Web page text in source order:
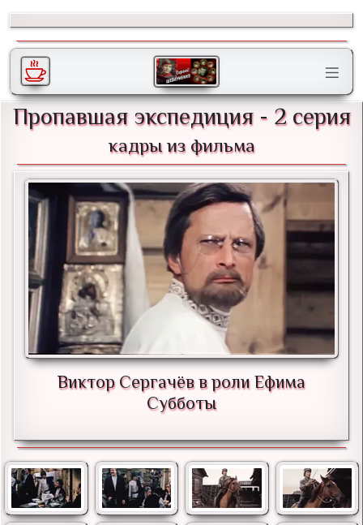
Пропавшая экспедиция - 2 серия
кадры из фильма
Виктор Сергачёв в роли Ефима
Субботы